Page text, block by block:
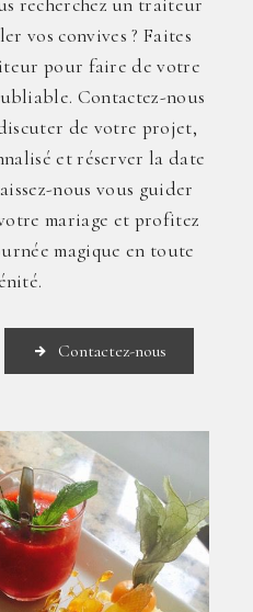
vos convives ? Faites
pour faire de votre
Contactez-nous
de votre projet,
et réserver la date
nous vous guider
mariage et profitez
magique en toute
Contactez-nous